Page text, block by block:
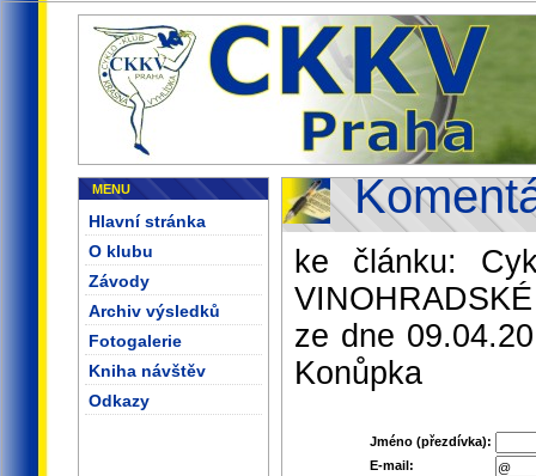
MENU
Hlavní stránka
O klubu
Závody
Archiv výsledků
Fotogalerie
Kniha návštěv
Odkazy
ke článku:
ze dne
Konůpka
Jméno (přezdívka):
E-mail: